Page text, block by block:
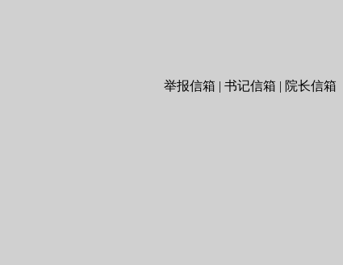
举报信箱 | 书记信箱 | 院长信箱